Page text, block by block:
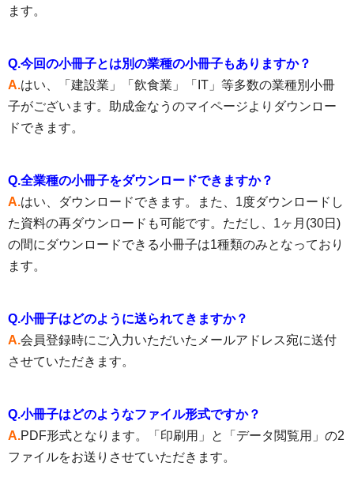
ます。
Q.今回の小冊子とは別の業種の小冊子もありますか？
A.はい、「建設業」「飲食業」「IT」等多数の業種別小冊
子がございます。助成金なうのマイページよりダウンロー
ドできます。
Q.全業種の小冊子をダウンロードできますか？
A.はい、ダウンロードできます。また、1度ダウンロードし
た資料の再ダウンロードも可能です。ただし、1ヶ月(30日)
の間にダウンロードできる小冊子は1種類のみとなっており
ます。
Q.小冊子はどのように送られてきますか？
A.会員登録時にご入力いただいたメールアドレス宛に送付
させていただきます。
Q.小冊子はどのようなファイル形式ですか？
A.PDF形式となります。「印刷用」と「データ閲覧用」の2
ファイルをお送りさせていただきます。